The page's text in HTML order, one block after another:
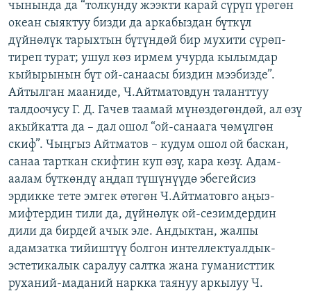
чынында да “толкунду жээкти карай сүрүп үрөгөн
океан сыяктуу бизди да аркабыздан бүткүл
дүйнөлүк тарыхтын бүтүндөй бир мухити сүрөп-
тиреп турат; ушул көз ирмем учурда кылымдар
кыйырынын бүт ой-санаасы биздин мээбизде”.
Айтылган мааниде, Ч.Айтматовдун таланттуу
талдоочусу Г. Д. Гачев таамай мүнөздөгөндөй, ал өзү
акыйкатта да – дал ошол “ой-санаага чөмүлгөн
скиф”. Чыңгыз Айтматов – кудум ошол ой баскан,
санаа тарткан скифтин куп өзү, кара көзү. Адам-
аалам бүткөндү аңдап түшүнүүдө эбегейсиз
эрдикке тете эмгек өтөгөн Ч.Айтматовго аңыз-
мифтердин тили да, дүйнөлүк ой-сезимдердин
дили да бирдей ачык эле. Андыктан, жалпы
адамзатка тийиштүү болгон интеллектуалдык-
эстетикалык саралуу салтка жана гуманисттик
руханий-маданий наркка таянуу аркылуу Ч.